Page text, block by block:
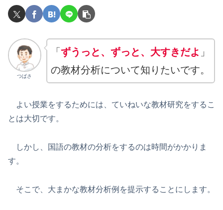
つばさ
「 ずうっと、ずっと、大すきだよ 」
の教材分析について知りたいです。
よい授業をするためには、ていねいな教材研究をするこ
とは大切です。
しかし、国語の教材の分析をするのは時間がかかりま
す。
そこで、大まかな教材分析例を提示することにします。